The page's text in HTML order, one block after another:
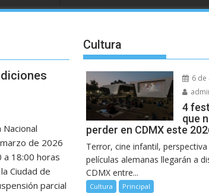
de 2026
a 18:00 horas
Ciudad de
parcial
Cultura
6 de
4
que
perder en CDMX este
Terror, cine infantil,
películas alemanas llegarán a
CDMX entre...
Cultura Principal